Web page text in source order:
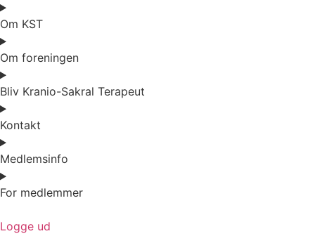
Om KST
Om foreningen
Bliv Kranio-Sakral Terapeut
Kontakt
Medlemsinfo
For medlemmer
Logge ud